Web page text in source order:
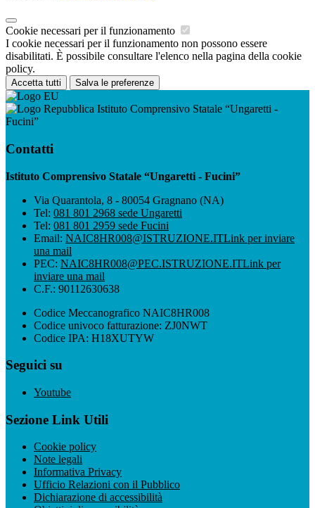
Cookie necessari per il funzionamento
I cookie necessari per il funzionamento non possono essere
disabilitati. È possibile consultare l'elenco nella pagina della cookie
policy.
Accetta tutti Salva le preferenze
Istituto Comprensivo Statale “Ungaretti -
Fucini”
Contatti
Istituto Comprensivo Statale “Ungaretti - Fucini”
Via Quarantola, 8 - 80054 Gragnano (NA)
Tel: 081 801 2968 sede Ungaretti
Tel: 081 801 2959 sede Fucini
Email: NAIC8HR008@ISTRUZIONE.ITLink per inviare
una mail
PEC: NAIC8HR008@PEC.ISTRUZIONE.ITLink per
inviare una mail
C.F.: 90112630638
Codice Meccanografico NAIC8HR008
Codice univoco fatturazione: ZJ0NWT
Codice IPA: H18XUTYW
Seguici su
Youtube
Sezione Link Utili
Cookie policy
Note legali
Informativa Privacy
Ufficio Relazioni con il Pubblico
Dichiarazione di accessibilità